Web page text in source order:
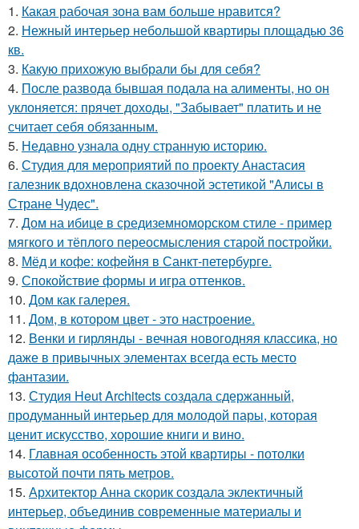
1. Какая рабочая зона вам больше нравится?
2. Нежный интерьер небольшой квартиры площадью 36
кв.
3. Какую прихожую выбрали бы для себя?
4. После развода бывшая подала на алименты, но он
уклоняется: прячет доходы, "Забывает" платить и не
считает себя обязанным.
5. Недавно узнала одну странную историю.
6. Студия для мероприятий по проекту Анастасия
галезник вдохновлена сказочной эстетикой "Алисы в
Стране Чудес".
7. Дом на ибице в средиземноморском стиле - пример
мягкого и тёплого переосмысления старой постройки.
8. Мёд и кофе: кофейня в Санкт-петербурге.
9. Спокойствие формы и игра оттенков.
10. Дом как галерея.
11. Дом, в котором цвет - это настроение.
12. Венки и гирлянды - вечная новогодняя классика, но
даже в привычных элементах всегда есть место
фантазии.
13. Студия Heut Architects создала сдержанный,
продуманный интерьер для молодой пары, которая
ценит искусство, хорошие книги и вино.
14. Главная особенность этой квартиры - потолки
высотой почти пять метров.
15. Архитектор Анна скорик создала эклектичный
интерьер, объединив современные материалы и